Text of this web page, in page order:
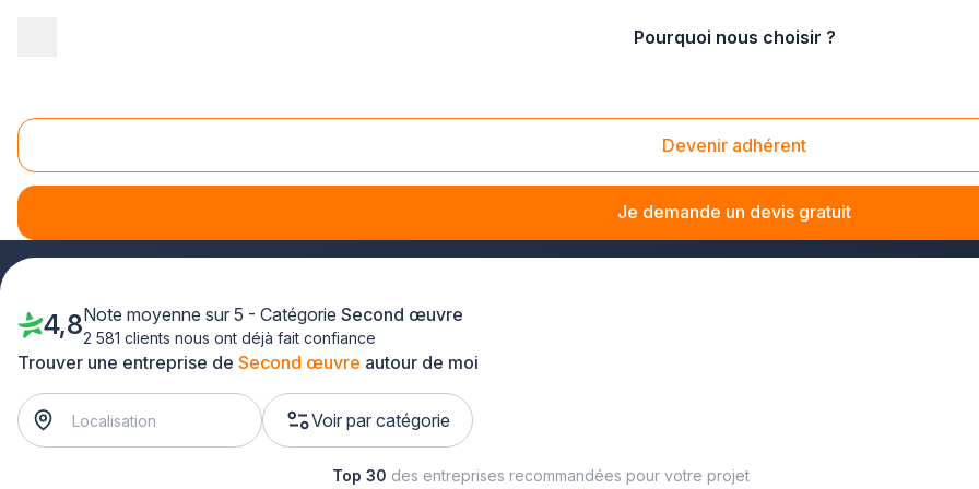
Pourquoi nous choisir ?
Devenir adhérent
Je demande un devis gratuit
Second Oeuvre
Lesecond œuvrereprésente une étape cruciale dans tout projet de construction ou de rénovation. Ces travaux de
en espace habitable et fonctionnel. Faire appel à uneentreprise second œuvrequalifiée garantit la réussite de votre
Trouver une entreprise de Second œuvre autour de moi
Voir par catégorie
4,8Note moyenne sur 5 - Catégorie Second œuvre
2 581 clients nous ont déjà fait confiance
Top 30 des entreprises recommandées pour votre projet